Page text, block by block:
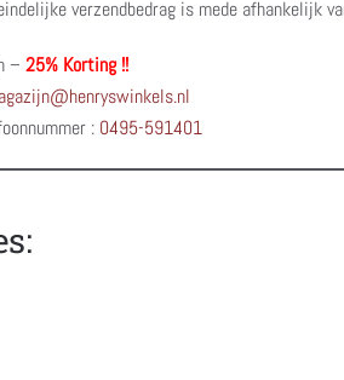
verzendbedrag is mede afhankelijk
– 25% Korting !!
: 0495-591401